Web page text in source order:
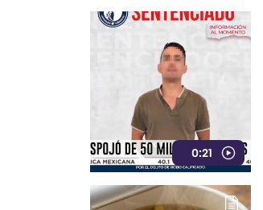
0:21